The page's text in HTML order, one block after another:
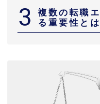
3
複数の転職
る重要性とは